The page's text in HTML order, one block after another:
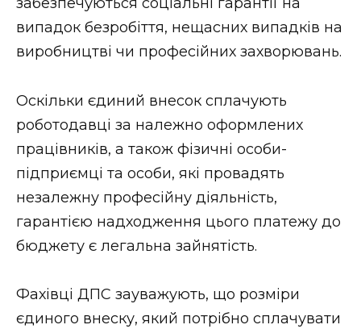
ФОТО
випадок безробіття, нещасних випадків на
виробництві чи професійних захворювань.
Оскільки єдиний внесок сплачують
роботодавці за належно оформлених
працівників, а також фізичні особи-
підприємці та особи, які провадять
незалежну професійну діяльність,
гарантією надходження цього платежу до
бюджету є легальна зайнятість.
Фахівці ДПС зауважують, що розміри
єдиного внеску, який потрібно сплачувати